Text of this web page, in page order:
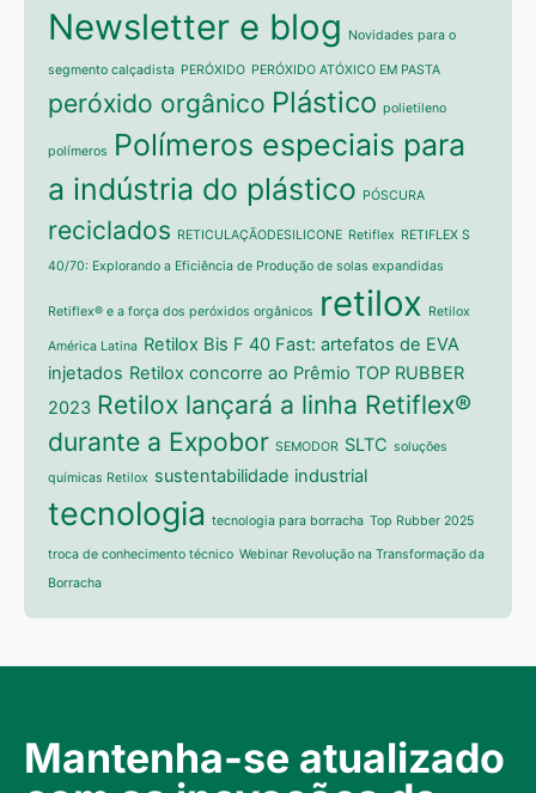
Newsletter e blog Novidades para o
segmento calçadista PERÓXIDO PERÓXIDO ATÓXICO EM PASTA
peróxido orgânico Plástico polietileno
polímeros
Polímeros especiais para
a indústria do plástico PÓSCURA
reciclados RETICULAÇÃODESILICONE Retiflex RETIFLEX S
40/70: Explorando a Eficiência de Produção de solas expandidas
Retiflex® e a força dos peróxidos orgânicos retilox Retilox
América Latina Retilox Bis F 40 Fast: artefatos de EVA
injetados Retilox concorre ao Prêmio TOP RUBBER
2023 Retilox lançará a linha Retiflex®
durante a Expobor SEMODOR SLTC soluções
químicas Retilox sustentabilidade industrial
tecnologia tecnologia para borracha Top Rubber 2025
troca de conhecimento técnico Webinar Revolução na Transformação da
Borracha
Mantenha-se atualizado